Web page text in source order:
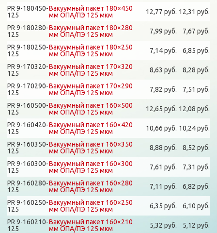
PR 9-180450-
125
Вакуумный пакет 180×450
мм ОПА/ПЭ 125 мкм
12,77 руб. 12,31 руб.
PR 9-180280-
125
Вакуумный пакет 180×280
мм ОПА/ПЭ 125 мкм
7,99 руб. 7,67 руб.
PR 9-180250-
125
Вакуумный пакет 180×250
мм ОПА/ПЭ 125 мкм
7,14 руб. 6,85 руб.
PR 9-170320-
125
Вакуумный пакет 170×320
мм ОПА/ПЭ 125 мкм
8,63 руб. 8,28 руб.
PR 9-170290-
125
Вакуумный пакет 170×290
мм ОПА/ПЭ 125 мкм
7,82 руб. 7,51 руб.
PR 9-160500-
125
Вакуумный пакет 160×500
мм ОПА/ПЭ 125 мкм
12,65 руб. 12,08 руб.
PR 9-160420-
125
Вакуумный пакет 160×420
мм ОПА/ПЭ 125 мкм
10,66 руб. 10,24 руб.
PR 9-160350-
125
Вакуумный пакет 160×350
мм ОПА/ПЭ 125 мкм
8,88 руб. 8,52 руб.
PR 9-160300-
125
Вакуумный пакет 160×300
мм ОПА/ПЭ 125 мкм
7,61 руб. 7,31 руб.
PR 9-160280-
125
Вакуумный пакет 160×280
мм ОПА/ПЭ 125 мкм
7,11 руб. 6,82 руб.
PR 9-160250-
125
Вакуумный пакет 160×250
мм ОПА/ПЭ 125 мкм
6,35 руб. 6,10 руб.
PR 9-160210-
125
Вакуумный пакет 160×210
мм ОПА/ПЭ 125 мкм
5,32 руб. 5,12 руб.